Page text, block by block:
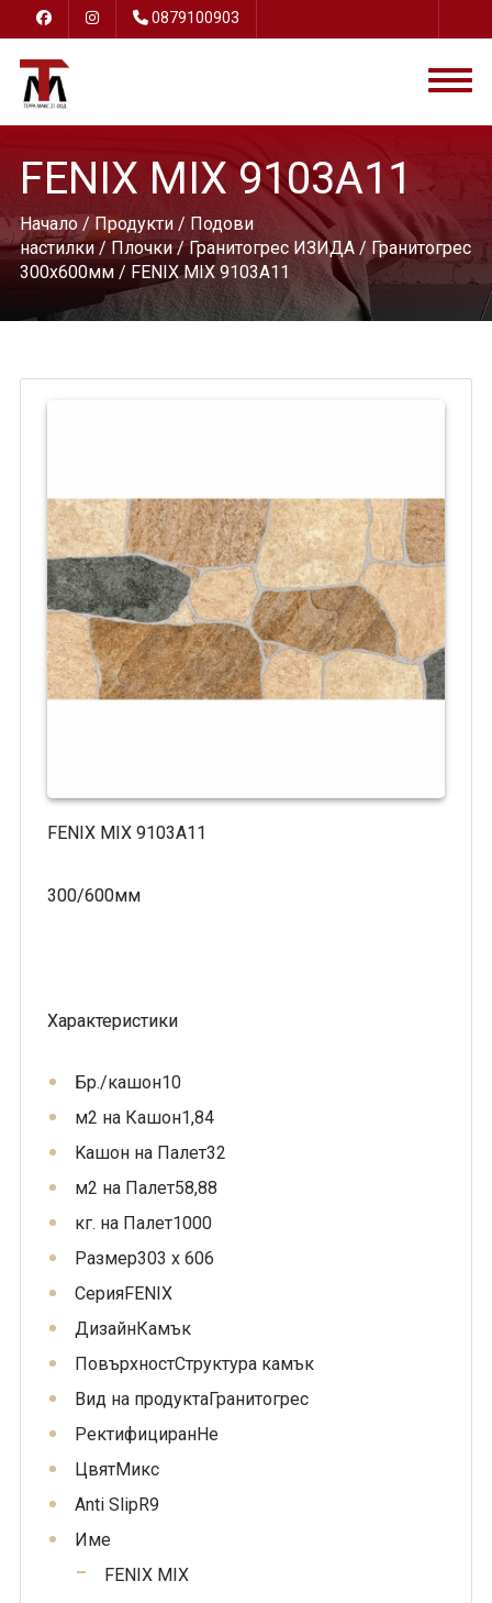
0879100903
FENIX MIX 9103A11
Начало/ Продукти/ Подови
настилки/ Плочки/Гранитогрес ИЗИДА/ Гранитогрес
300х600мм/ FENIX MIX 9103A11
FENIX MIX 9103A11
300/600мм
Характеристики
Бр./кашон10
м2 на Кашон1,84
Kашон на Палет32
м2 на Палет58,88
кг. на Палет1000
Размер303 x 606
СерияFENIX
ДизайнКамък
ПовърхностСтруктура камък
Вид на продуктаГранитогрес
РектифициранНе
ЦвятМикс
Anti Slip R9
Име
FENIX MIX